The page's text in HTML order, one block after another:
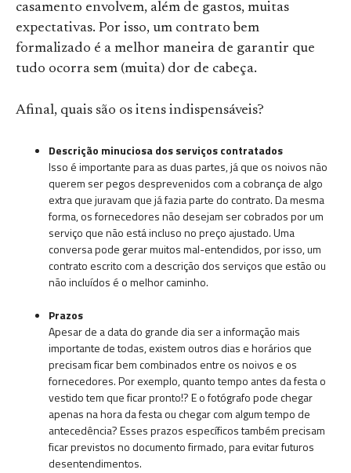
casamento envolvem, além de gastos, muitas
expectativas. Por isso, um contrato bem
formalizado é a melhor maneira de garantir que
tudo ocorra sem (muita) dor de cabeça.
Afinal, quais são os itens indispensáveis?
Descrição minuciosa dos serviços contratados
Isso é importante para as duas partes, já que os noivos não
querem ser pegos desprevenidos com a cobrança de algo
extra que juravam que já fazia parte do contrato. Da mesma
forma, os fornecedores não desejam ser cobrados por um
serviço que não está incluso no preço ajustado. Uma
conversa pode gerar muitos mal-entendidos, por isso, um
contrato escrito com a descrição dos serviços que estão ou
não incluídos é o melhor caminho.
Prazos
Apesar de a data do grande dia ser a informação mais
importante de todas, existem outros dias e horários que
precisam ficar bem combinados entre os noivos e os
fornecedores. Por exemplo, quanto tempo antes da festa o
vestido tem que ficar pronto!? E o fotógrafo pode chegar
apenas na hora da festa ou chegar com algum tempo de
antecedência? Esses prazos específicos também precisam
ficar previstos no documento firmado, para evitar futuros
desentendimentos.